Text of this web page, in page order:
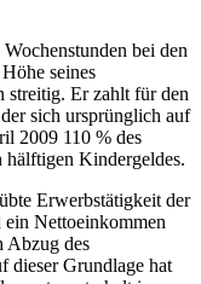
bei den
seines
streitig. Er zahlt für den
sich ursprünglich auf
2009 110 % des
hälftigen Kindergeldes.
Erwerbstätigkeit der
ein Nettoeinkommen
Abzug des
dieser Grundlage hat